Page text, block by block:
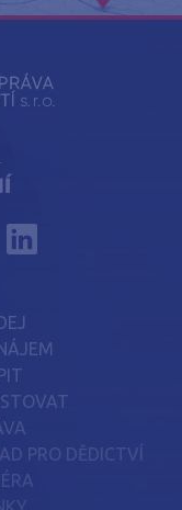
PRO DĚDICTVÍ